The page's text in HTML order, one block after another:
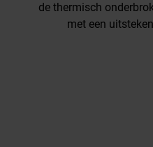
de thermisch
met een